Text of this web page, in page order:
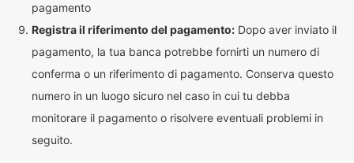
pagamento
Registra il riferimento del pagamento: Dopo aver inviato il
pagamento, la tua banca potrebbe fornirti un numero di
conferma o un riferimento di pagamento. Conserva questo
numero in un luogo sicuro nel caso in cui tu debba
monitorare il pagamento o risolvere eventuali problemi in
seguito.